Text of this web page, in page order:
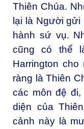
Thiên Chúa.
lại là Người gửi
hành sứ vụ.
cũng có thể
Harrington
ràng là Thiên
các môn đệ
diện của
cảnh này là